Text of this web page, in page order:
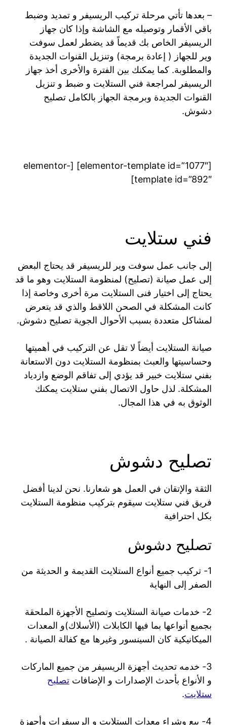
– بعدها تأتي مرحلة تركيب الريسيفر و تمديد وضبط
باقي الأقمار وتوصيله مع الشاشة وإذا كان جهاز
الريسيفر الخاص بك قديماً قد يضطر لعمل سوفت
وير للجهاز ( إعادة برمجة) وتنزيل القنوات الجديدة
والمطلوبة. كما يمكنك بين الفترة والأخرى أخذ جهاز
الريسيفر لمراجعة فني الستلايت و ضبط و تنزيل
القنوات الجديدة وبرمجة الجهاز بالكامل تصليح
دشوش.
[elementor-template id=”1077″] [elementor-
template id=”892″]
فني ستلايت
إلى جانب عمل سوفت وير للريسيفر قد يحتاج البعض
إلى عمل صيانة (تصليح) لمنظومة الستلايت وهو ما قد
يحتاج إلى اختيار فنى الستلايت مرة أخرى وخاصة إذا
كانت المشكلة في الصحن اللاقط والذي قد يتعرض
لمشاكل متعددة بسبب الأحوال الجوية تصليح دشوش.
صيانة الستلايت أيضاً لا تقل عن التركيب في أهميتها
وحساسيتها والعبث بمنظومة الستلايت دون الاستعانة
بفني ستلايت خبير قد يؤدي إلى تفاقم الوضع وازدياد
المشكلة. لذل حاول الاتصال بفني ستلايت يمكنك
الوثوق به في هذا المجال.
تصليح دشوش
الثقة والإتقان في العمل هو شعارنا. نحن لدينا أفضل
فريق فني ستلايت سيقوم بتركيب منظومة الستلايت
بكل احترافية
تصليح دشوش
1- تركيب جميع أنواع الستلايت القديمة و الحديثة من
الصفر إلى النهاية
2- خدمات صيانة الستلايت وتصليح الأجهزة الملحقة
بجميع أنواعها بما فيها الكابلات (الأسلاك)و المعدات
الميكانيكية كان السينسور وغيرها مع كفالة الصيانة .
3- خدمه تحديث أجهزة الريسيفر من جميع الماركات
و الأنواع بأحدث الإصدارات و الإضافات تصليح
ستلايت.
4- بيع وشراء معدات الستلايت و الرسيفرات وأجهزة